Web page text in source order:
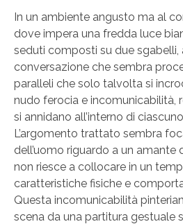
In un ambiente angusto ma al
dove impera una fredda luce
seduti composti su due sgabelli,
conversazione che sembra
paralleli che solo talvolta si
nudo ferocia e incomunicabilità,
si annidano all’interno di
L’argomento trattato sembra
dell’uomo riguardo a un amante
non riesce a collocare in un
caratteristiche fisiche e
Questa incomunicabilità
scena da una partitura gestuale